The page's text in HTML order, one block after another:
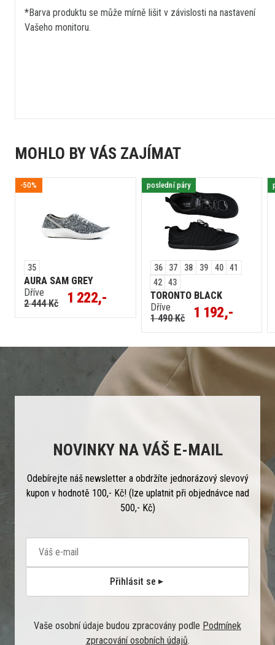
*Barva produktu se může mírně lišit v závislosti na nastavení
Vašeho monitoru.
MOHLO BY VÁS ZAJÍMAT
-50%
35
AURA SAM GREY
Dříve
2 444 Kč
1 222,-
poslední páry
36 37 38 39 40
41
42
43
TORONTO BLACK
Dříve
1 490 Kč
1 192,-
NOVINKY NA VÁŠ E-MAIL
Odebírejte náš newsletter a obdržíte jednorázový slevový
kupon v hodnotě 100,- Kč! (lze uplatnit při objednávce nad
500,- Kč)
Přihlásit se
Vaše osobní údaje budou zpracovány podle Podmínek
zpracování osobních údajů.